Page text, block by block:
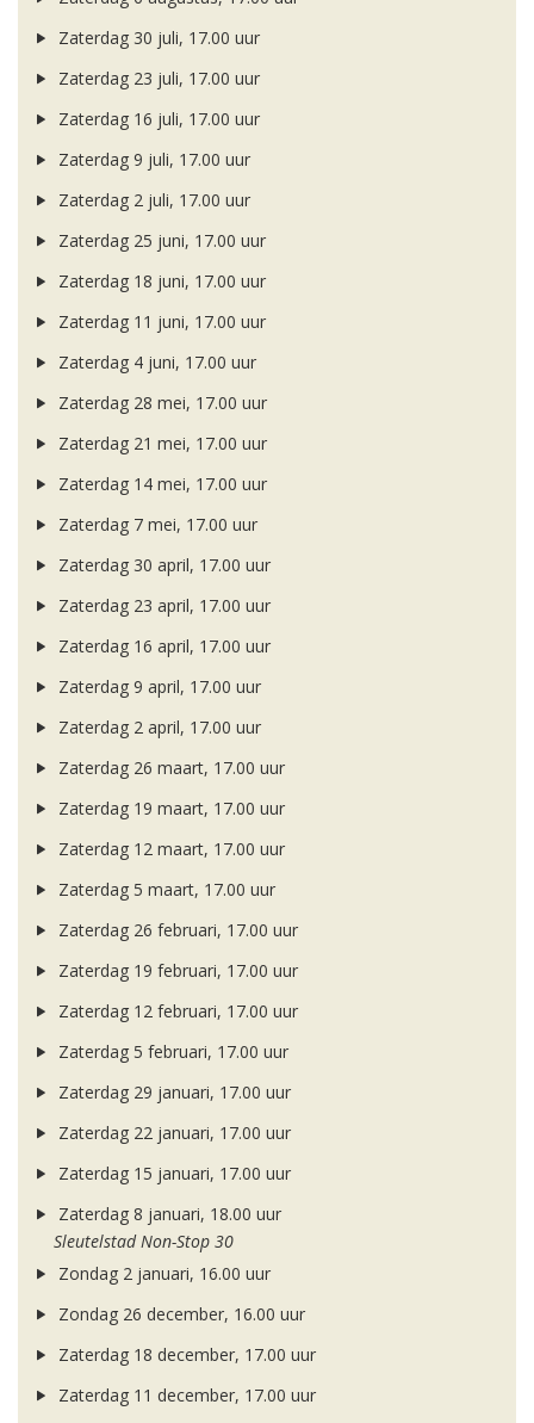
Zaterdag 30 juli, 17.00 uur
Zaterdag 23 juli, 17.00 uur
Zaterdag 16 juli, 17.00 uur
Zaterdag 9 juli, 17.00 uur
Zaterdag 2 juli, 17.00 uur
Zaterdag 25 juni, 17.00 uur
Zaterdag 18 juni, 17.00 uur
Zaterdag 11 juni, 17.00 uur
Zaterdag 4 juni, 17.00 uur
Zaterdag 28 mei, 17.00 uur
Zaterdag 21 mei, 17.00 uur
Zaterdag 14 mei, 17.00 uur
Zaterdag 7 mei, 17.00 uur
Zaterdag 30 april, 17.00 uur
Zaterdag 23 april, 17.00 uur
Zaterdag 16 april, 17.00 uur
Zaterdag 9 april, 17.00 uur
Zaterdag 2 april, 17.00 uur
Zaterdag 26 maart, 17.00 uur
Zaterdag 19 maart, 17.00 uur
Zaterdag 12 maart, 17.00 uur
Zaterdag 5 maart, 17.00 uur
Zaterdag 26 februari, 17.00 uur
Zaterdag 19 februari, 17.00 uur
Zaterdag 12 februari, 17.00 uur
Zaterdag 5 februari, 17.00 uur
Zaterdag 29 januari, 17.00 uur
Zaterdag 22 januari, 17.00 uur
Zaterdag 15 januari, 17.00 uur
Zaterdag 8 januari, 18.00 uur
Sleutelstad Non-Stop 30
Zondag 2 januari, 16.00 uur
Zondag 26 december, 16.00 uur
Zaterdag 18 december, 17.00 uur
Zaterdag 11 december, 17.00 uur